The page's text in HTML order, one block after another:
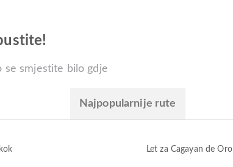
se smjestite bilo gdje
Najpopularnije rute
Let za Cagayan de Oro